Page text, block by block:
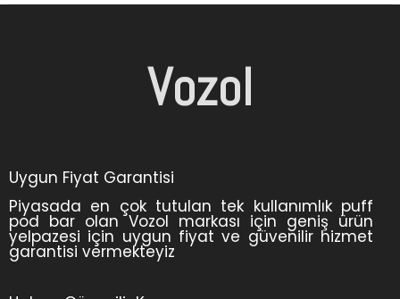
Vozol
Uygun Fiyat Garantisi
Piyasada en çok tutulan tek kullanımlık puff
pod bar olan Vozol markası için geniş ürün
yelpazesi için uygun fiyat ve güvenilir hizmet
garantisi vermekteyiz